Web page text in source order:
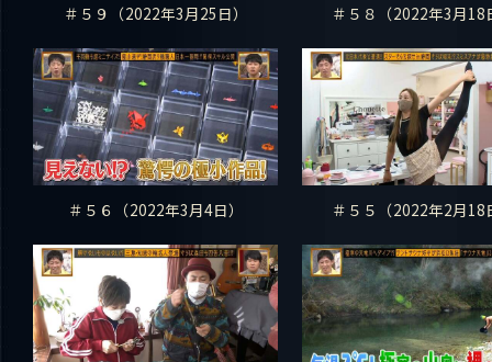
＃５９（2022年3月25日） ＃５８（2022年3月18
＃５６（2022年3月4日） ＃５５（2022年2月18